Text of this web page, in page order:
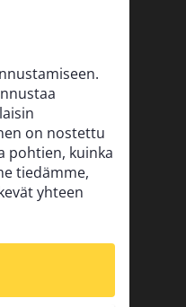
on nostettu
pohtien, kuinka
tiedämme,
yhteen